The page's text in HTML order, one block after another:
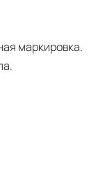
маркировка.